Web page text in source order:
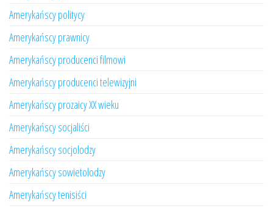
Amerykańscy politycy
Amerykańscy prawnicy
Amerykańscy producenci filmowi
Amerykańscy producenci telewizyjni
Amerykańscy prozaicy XX wieku
Amerykańscy socjaliści
Amerykańscy socjolodzy
Amerykańscy sowietolodzy
Amerykańscy tenisiści